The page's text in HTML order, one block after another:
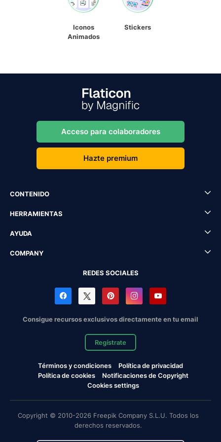
Iconos
Animados
Stickers
Acceso para colaboradores
Hazte premium
CONTENIDO
HERRAMIENTAS
AYUDA
COMPANY
REDES SOCIALES
Consigue recursos exclusivos directamente en tu email
Regístrate
Términos y condiciones
Política de privacidad
Política de cookies
Notificaciones de Copyright
Cookies settings
Copyright © 2010-2026 Freepik Company S.L.U. Todos los
derechos reservados.